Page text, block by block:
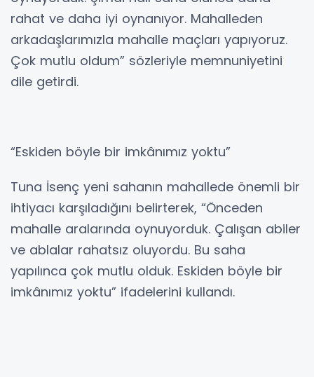
rahat ve daha iyi oynanıyor. Mahalleden
arkadaşlarımızla mahalle maçları yapıyoruz.
Çok mutlu oldum” sözleriyle memnuniyetini
dile getirdi.
“Eskiden böyle bir imkânımız yoktu”
Tuna İsenç yeni sahanın mahallede önemli bir
ihtiyacı karşıladığını belirterek, “Önceden
mahalle aralarında oynuyorduk. Çalışan abiler
ve ablalar rahatsız oluyordu. Bu saha
yapılınca çok mutlu olduk. Eskiden böyle bir
imkânımız yoktu” ifadelerini kullandı.